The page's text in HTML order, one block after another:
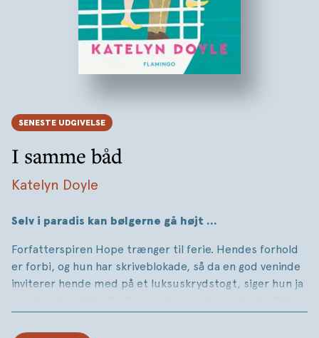
SENESTE UDGIVELSE
I samme båd
Katelyn Doyle
Selv i paradis kan bølgerne gå højt …
Forfatterspiren Hope trænger til ferie. Hendes forhold
er forbi, og hun har skriveblokade, så da en god veninde
inviterer hende med på et luksuskrydstogt, siger hun ja